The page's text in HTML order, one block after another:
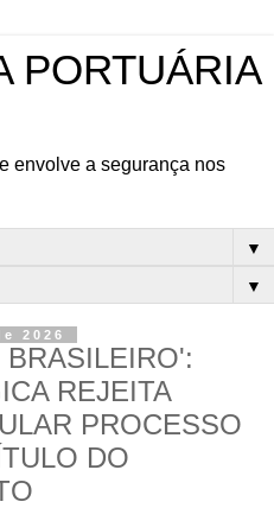
PORTUÁRIA
envolve a segurança nos
▼
▼
2026
REJEITA
PROCESSO
DO